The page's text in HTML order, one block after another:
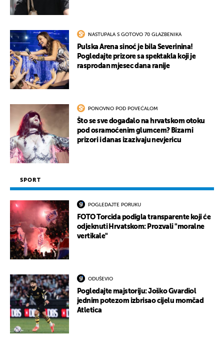
NASTUPALA S GOTOVO 70 GLAZBENIKA
Pulska Arena sinoć je bila Severinina!
Pogledajte prizore sa spektakla koji je
rasprodan mjesec dana ranije
PONOVNO POD POVEĆALOM
Što se sve događalo na hrvatskom otoku
pod osramoćenim glumcem? Bizarni
prizori i danas izazivaju nevjericu
SPORT
POGLEDAJTE PORUKU
FOTO Torcida podigla transparente koji će
odjeknuti Hrvatskom: Prozvali "moralne
vertikale"
ODUŠEVIO
Pogledajte majstoriju: Joško Gvardiol
jednim potezom izbrisao cijelu momčad
Atletica